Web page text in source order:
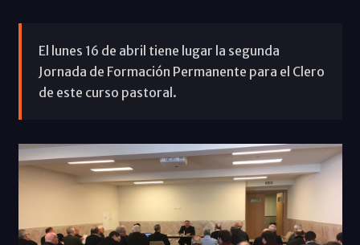
El lunes 16 de abril tiene lugar la segunda
Jornada de Formación Permanente para el Clero
de este curso pastoral.